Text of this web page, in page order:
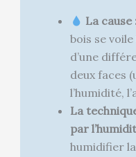
La cause
bois se
d’une
deux faces
l’humidité,
La
par
humidifier